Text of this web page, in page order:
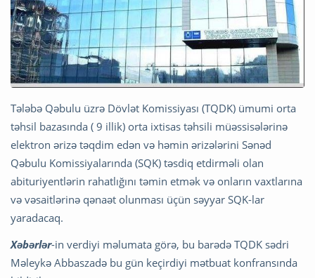
Tələbə Qəbulu üzrə Dövlət Komissiyası (TQDK) ümumi orta
təhsil bazasında ( 9 illik) orta ixtisas təhsili müəssisələrinə
elektron ərizə təqdim edən və həmin ərizələrini Sənəd
Qəbulu Komissiyalarında (SQK) təsdiq etdirməli olan
abituriyentlərin rahatlığını təmin etmək və onların vaxtlarına
və vəsaitlərinə qənaət olunması üçün səyyar SQK-lar
yaradacaq.
Xəbərlər-in verdiyi məlumata görə, bu barədə TQDK sədri
Məleykə Abbaszadə bu gün keçirdiyi mətbuat konfransında